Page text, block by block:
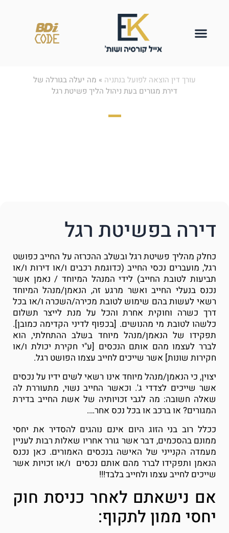
עורך דין הוצאה לפועל בנתניה » מה יעלה בגורלה של
דירת מגורים בעת ניהול הליך פשיטת רגל
דירה בפשיטת רגל
כחלק מהליך פשיטת רגל ובשלב ההכרזה על החייב כפושט
רגל, מועברים נכסי החייב (כדוגמת רכבים ו/או דירות ו/או
תביעות לטובת החייב) לידי המנהל המיוחד / נאמן אשר
נכנס בנעלי החייב ואשר מרגע זה, הנאמן/מנהל המיוחד
רשאי לעשות בהם שימוש לטובת מכירה/השכרה ו/או בכל
דרך כשרה וחוקית אחרת והכל על מנת לייצר תשלום
כלשהו לטובת מי מהנושים. [בכפוף לדיני הקדימה כמובן].
תפקידו של הנאמן/מנהל מיוחד בשלב ההתחלתי, הוא
לברר לעצמו מהם אותם הנכסים [ע"י חקירת יכולת ו/או
חקירות שונות] אשר שייכים לחייב עצמו הפושט רגל.
יצוין, כי הנאמן/מנהל מיוחד אינו רשאי לשים ידיו על נכסים
אשר שייכים לצדדי ג'. וכאשר החייב נשוי, מתעוררת לה
שאלה חשובה: מה לגבי זכויותיה של אשת החייב בדירת
המגורים? או ברכב או בכל נכס אחר….
ככלל רוב בני הזוג היום אינם נוהגים להסדיר את יחסי
ממונם בהסכמים, דבר אשר גורר אחריו שאלות רבות לעניין
מעמדה הקנייני של האישה בנכסים האמורים. כאן נכנס
הנאמן ותפקידו לברר מהם אותם נכסים ו/או זכויות אשר
שייכים לחייב עצמו ולחייב בלבד!!!
אם נישאתם לאחר כניסת חוק
יחסי ממון לתקוף: